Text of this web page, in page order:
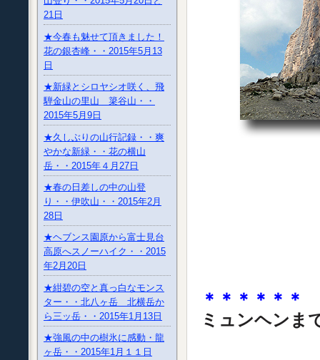
21日
★今春も魅せて頂きました！
花の銀杏峰・・2015年5月13
日
★新緑とシロヤシオ咲く、飛
騨金山の里山 簗谷山・・
2015年5月9日
★久しぶりの山行記録・・爽
やかな新緑・・花の横山
岳・・2015年４月27日
★春の日差しの中の山登
り・・伊吹山・・2015年2月
28日
★ヘブンス園原から富士見台
高原へスノーハイク・・2015
年2月20日
★紺碧の空と真っ白なモンス
ター・・北八ヶ岳 北横岳か
ら三ッ岳・・2015年1月13日
★強風の中の樹氷に感動・龍
ヶ岳・・2015年1月１１日
＊＊＊＊＊＊
ミュンヘン